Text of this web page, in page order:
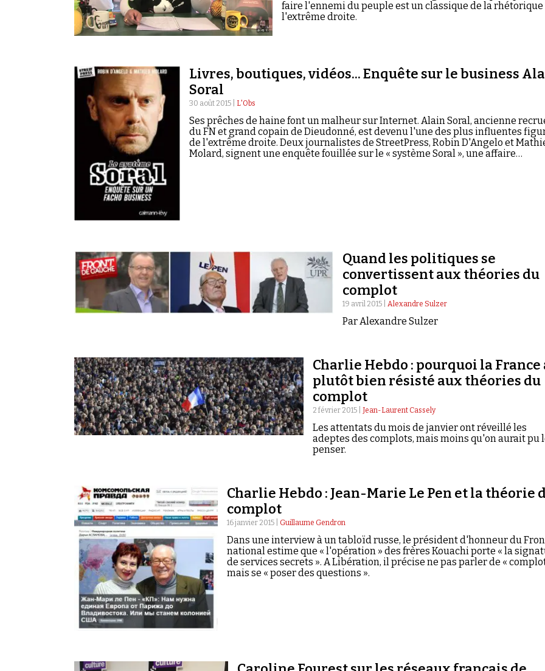
faire l'ennemi du peuple est un classique de la rhétorique
l'extrême droite.
Livres, boutiques, vidéos... Enquête sur le business
Soral
30 août 2015 | L'Obs
Ses prêches de haine font un malheur sur Internet. Alain Soral, ancienne
du FN et grand copain de Dieudonné, est devenu l'une des plus influentes
de l'extrême droite. Deux journalistes de StreetPress, Robin D'Angelo et
Molard, signent une enquête fouillée sur le « système Soral », une affaire
Quand les politiques se
convertissent aux théories du
complot
19 avril 2015 |Alexandre Sulzer
Par Alexandre Sulzer
Charlie Hebdo : pourquoi la France
plutôt bien résisté aux théories du
complot
2 février 2015 |Jean-Laurent Cassely
Les attentats du mois de janvier ont réveillé les
adeptes des complots, mais moins qu'on aurait pu
penser.
Charlie Hebdo : Jean-Marie Le Pen et la théorie
complot
16 janvier 2015 | Guillaume Gendron
Dans une interview à un tabloïd russe, le président d'honneur du
national estime que « l'opération » des frères Kouachi porte « la
de services secrets ». A Libération, il précise ne pas parler de «
mais se « poser des questions ».